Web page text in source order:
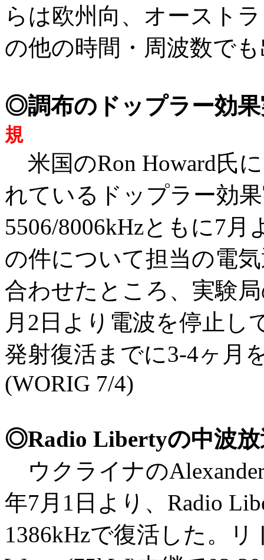
らは欧州向、オースト
の他の時間・周波数で
◎調布のドップラー効
規
米国のRon Howard氏
れているドップラー効
5506/8006kHzともに7
の件について担当の電
合わせたところ、実験
月2日より電波を停止し
発射復活までに3-4ヶ月
(WORIG 7/4)
◎Radio Libertyの中波
ウクライナの
年7月1日より、Radio
1386kHzで復活した。